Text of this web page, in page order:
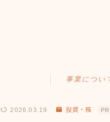
事業につい
2026.03.19 投資・株 PR